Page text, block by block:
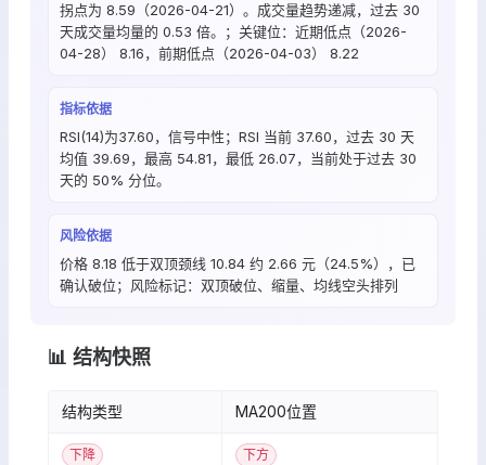
拐点为 8.59（2026-04-21）。成交量趋势递减，过去 30
天成交量均量的 0.53 倍。；关键位：近期低点（2026-
04-28） 8.16，前期低点（2026-04-03） 8.22
指标依据
RSI(14)为37.60，信号中性；RSI 当前 37.60，过去 30 天
均值 39.69，最高 54.81，最低 26.07，当前处于过去 30
天的 50% 分位。
风险依据
价格 8.18 低于双顶颈线 10.84 约 2.66 元（24.5%），已
确认破位；风险标记：双顶破位、缩量、均线空头排列
📊 结构快照
结构类型 MA200位置
下降 下方